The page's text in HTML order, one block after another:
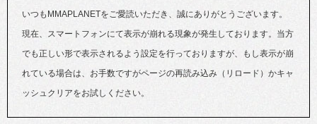
いつもMMAPLANETをご愛読いただき、誠にありがとうございます。
現在、スマートフォンにて表示が崩れる現象が発生しております。当方
でも正しい形で表示されるよう設定を行っておりますが、もし表示が崩
れている場合は、お手数ですがページの再読み込み（リロード）かキャ
ッシュクリアをお試しください。